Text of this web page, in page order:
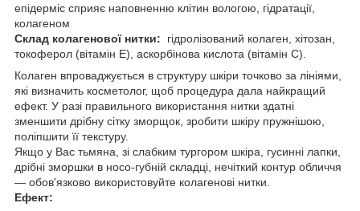
епідерміс сприяє наповненню клітин вологою, гідратації,
колагеном
Склад колагенової нитки: гідролізований колаген, хітозан,
токоферол (вітамін Е), аскорбінова кислота (вітамін С).
Колаген впроваджується в структуру шкіри точково за лініями,
які визначить косметолог, щоб процедура дала найкращий
ефект. У разі правильного використання нитки здатні
зменшити дрібну сітку зморщок, зробити шкіру пружнішою,
поліпшити її текстуру.
Якщо у Вас тьмяна, зі слабким тургором шкіра, гусинні лапки,
дрібні зморшки в носо-губній складці, нечіткий контур обличчя
— обов'язково використовуйте колагенові нитки.
Ефект: